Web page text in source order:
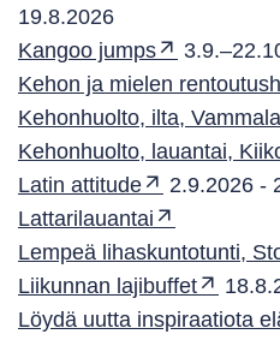
19.8.2026
Kangoo jumps
Kehon ja mielen
Kehonhuolto, ilta, Vammala
Kehonhuolto, lauantai,
Latin attitude
2.9.2026 -
Lattarilauantai
Lempeä lihaskuntotunti,
Liikunnan lajibuffet
Löydä uutta inspiraatiota